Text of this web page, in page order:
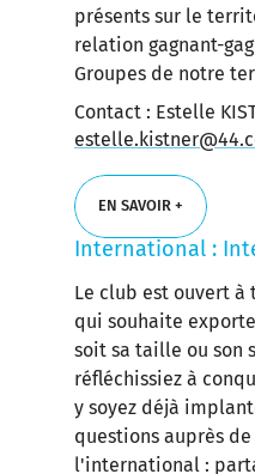
présents sur le
relation gagnant-
Groupes de notre
Contact : Estelle
EN SAVOIR +
International :
Le club est ouvert à
qui souhaite
soit sa taille ou son
réfléchissiez à
y soyez déjà
questions auprès
l'international :